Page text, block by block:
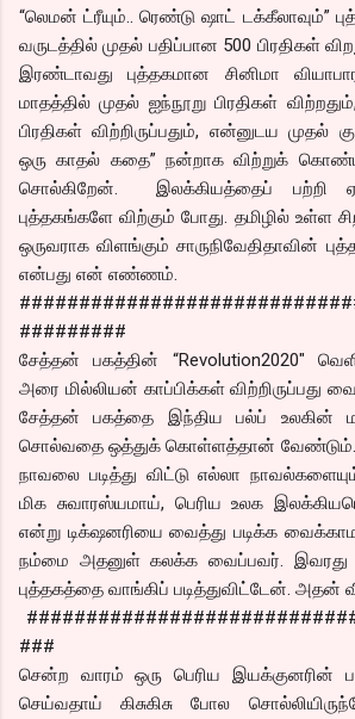
“லெமன் ட்ரீயும்.. ரெண்டு ஷாட் டக்கீலாவும்”
வருடத்தில் முதல் பதிப்பான 500 பிரதிகள்
இரண்டாவது புத்தகமான சினிமா
மாதத்தில் முதல் ஐந்நூறு பிரதிகள்
பிரதிகள் விற்றிருப்பதும், என்னுடய முதல்
ஒரு காதல் கதை” நன்றாக விற்றுக்
சொல்கிறேன். இலக்கியத்தைப் பற்றி
புத்தகங்களே விற்கும் போது. தமிழில் உள்ள
ஒருவராக விளங்கும் சாருநிவேதிதாவின்
என்பது என் எண்ணம்.
#########
சேத்தன் பகத்தின் “Revolution2020"
அரை மில்லியன் காப்பிக்கள் விற்றிருப்பது
சேத்தன் பகத்தை இந்திய பல்ப்
சொல்வதை ஒத்துக் கொள்ளத்தான் வேண்டும்.
நாவலை படித்து விட்டு எல்லா
மிக சுவாரஸ்யமாய், பெரிய உலக
என்று டிக்‌ஷனரியை வைத்து படிக்க
நம்மை அதனுள் கலக்க வைப்பவர். இவரது
புத்தகத்தை வாங்கிப் படித்துவிட்டேன். அதன்
###
சென்ற வாரம் ஒரு பெரிய இயக்குனரின்
செய்வதாய் கிசுகிசு போல